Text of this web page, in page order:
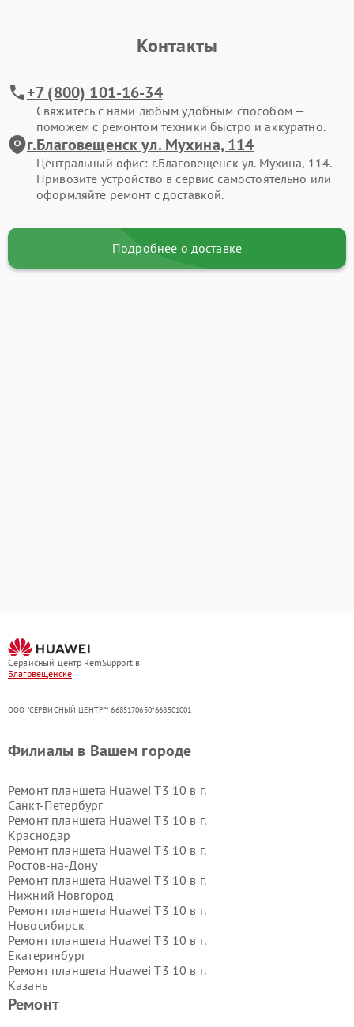
Контакты
+7 (800) 101-16-34
Свяжитесь с нами любым удобным способом —
поможем с ремонтом техники быстро и аккуратно.
г.Благовещенск ул. Мухина, 114
Центральный офис: г.Благовещенск ул. Мухина, 114.
Привозите устройство в сервис самостоятельно или
оформляйте ремонт с доставкой.
Подробнее о доставке
Сервисный центр RemSupport в
Благовещенске
ООО "СЕРВИСНЫЙ ЦЕНТР"* 6685170650*668501001
Ремонт
Филиалы в Вашем городе
Ремонт планшета Huawei T3 10 в г.
Санкт-Петербург
Ремонт планшета Huawei T3 10 в г.
Краснодар
Ремонт планшета Huawei T3 10 в г.
Ростов-на-Дону
Ремонт планшета Huawei T3 10 в г.
Нижний Новгород
Ремонт планшета Huawei T3 10 в г.
Новосибирск
Ремонт планшета Huawei T3 10 в г.
Екатеринбург
Ремонт планшета Huawei T3 10 в г.
Казань
Ремонт планшета Huawei T3 10 в г.
Воронеж